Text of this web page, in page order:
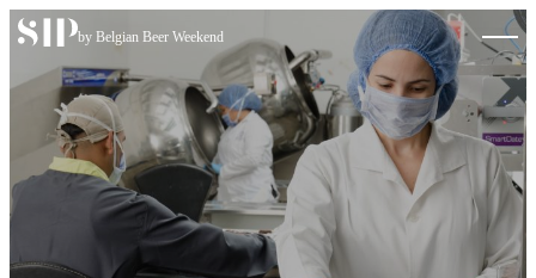
Skip to content
by Belgian Beer Weekend